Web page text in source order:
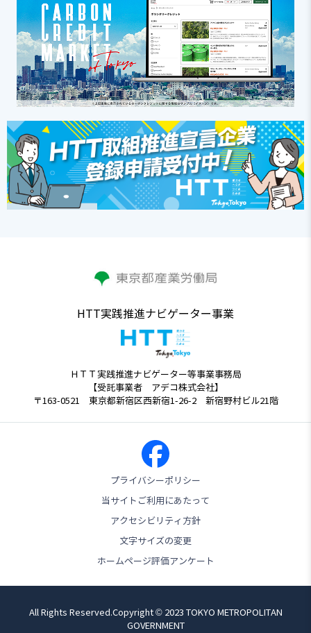
HTT実践推進ナビゲーター事業
ＨＴＴ実践推進ナビゲーター等事業事務局
【受託事業者 アデコ株式会社】
〒163-0521 東京都新宿区西新宿1-26-2 新宿野村ビル21階
プライバシーポリシー
当サイトご利用にあたって
アクセシビリティ方針
文字サイズの変更
ホームページ評価アンケート
All Rights Reserved.Copyright © 2023 TOKYO METROPOLITAN
GOVERNMENT